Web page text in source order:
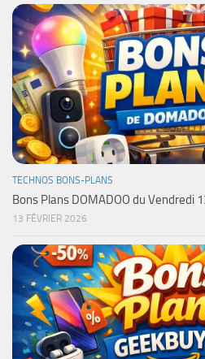
TECHNOS BONS-PLANS
Bons Plans DOMADOO du Vendredi
13 FÉVRIER 2026